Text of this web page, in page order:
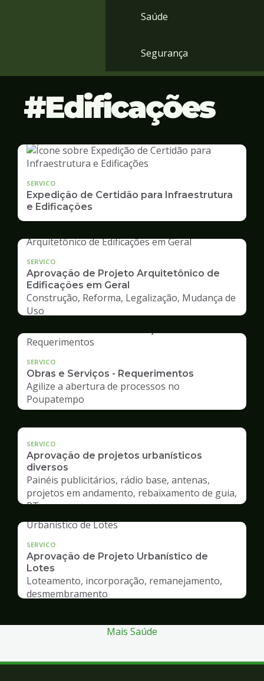
Saúde
Segurança
Edificações
SERVICO
Expedição de Certidão para Infraestrutura
e Edificações
SERVICO
Aprovação de Projeto Arquitetônico de
Edificações em Geral
Construção, Reforma, Legalização, Mudança de
Uso
SERVICO
Obras e Serviços - Requerimentos
Agilize a abertura de processos no
Poupatempo
SERVICO
Aprovação de projetos urbanísticos
diversos
Painéis publicitários, rádio base, antenas,
projetos em andamento, rebaixamento de guia,
RT
SERVICO
Aprovação de Projeto Urbanístico de
Lotes
Loteamento, incorporação, remanejamento,
desmembramento
Mais Saúde